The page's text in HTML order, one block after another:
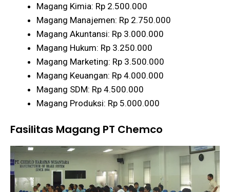
Magang Kimia: Rp 2.500.000
Magang Manajemen: Rp 2.750.000
Magang Akuntansi: Rp 3.000.000
Magang Hukum: Rp 3.250.000
Magang Marketing: Rp 3.500.000
Magang Keuangan: Rp 4.000.000
Magang SDM: Rp 4.500.000
Magang Produksi: Rp 5.000.000
Fasilitas Magang PT Chemco